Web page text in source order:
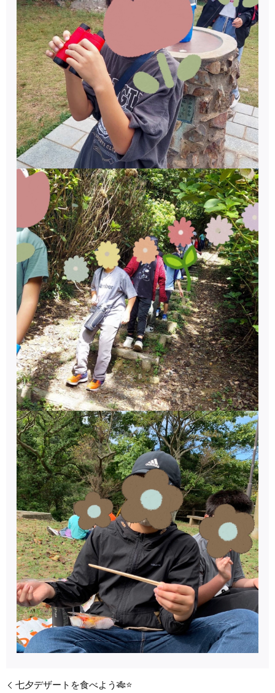
七夕デザートを食べよう🎋⭐️